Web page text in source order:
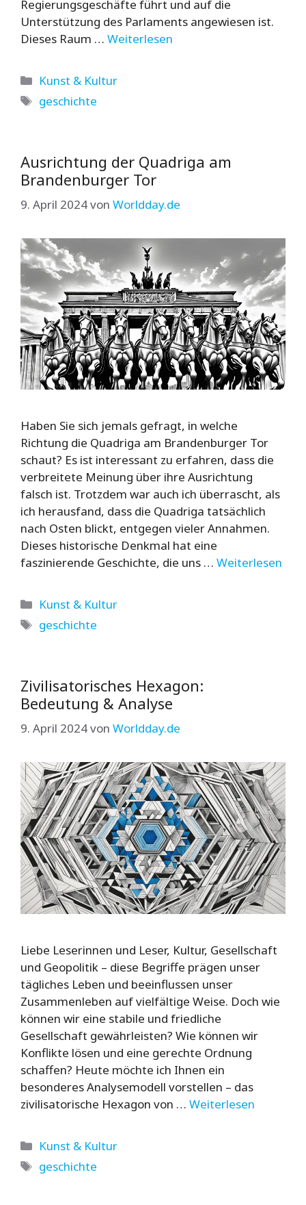
Regierungsgeschäfte führt und auf die
Unterstützung des Parlaments angewiesen ist.
Dieses Raum … Weiterlesen
Kategorien
Kunst & Kultur
Schlagwörter
geschichte
Ausrichtung der Quadriga am
Brandenburger Tor
9. April 2024von Worldday.de
Haben Sie sich jemals gefragt, in welche
Richtung die Quadriga am Brandenburger Tor
schaut? Es ist interessant zu erfahren, dass die
verbreitete Meinung über ihre Ausrichtung
falsch ist. Trotzdem war auch ich überrascht, als
ich herausfand, dass die Quadriga tatsächlich
nach Osten blickt, entgegen vieler Annahmen.
Dieses historische Denkmal hat eine
faszinierende Geschichte, die uns … Weiterlesen
Kategorien
Kunst & Kultur
Schlagwörter
geschichte
Zivilisatorisches Hexagon:
Bedeutung & Analyse
9. April 2024von Worldday.de
Liebe Leserinnen und Leser, Kultur, Gesellschaft
und Geopolitik – diese Begriffe prägen unser
tägliches Leben und beeinflussen unser
Zusammenleben auf vielfältige Weise. Doch wie
können wir eine stabile und friedliche
Gesellschaft gewährleisten? Wie können wir
Konflikte lösen und eine gerechte Ordnung
schaffen? Heute möchte ich Ihnen ein
besonderes Analysemodell vorstellen – das
zivilisatorische Hexagon von … Weiterlesen
Kategorien
Kunst & Kultur
Schlagwörter
geschichte